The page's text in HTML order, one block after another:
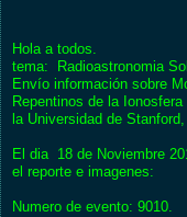
Hola a todos.
tema: Radioastronomia
Envío información sobre
Repentinos de la
la Universidad de
El dia 18 de Noviembre
el reporte e imagenes:
Numero de evento: 9010.